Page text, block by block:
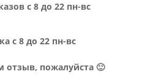
с 8 до 22 пн-вс
с 8 до 22 пн-вс
отзыв, пожалуйста 🙂